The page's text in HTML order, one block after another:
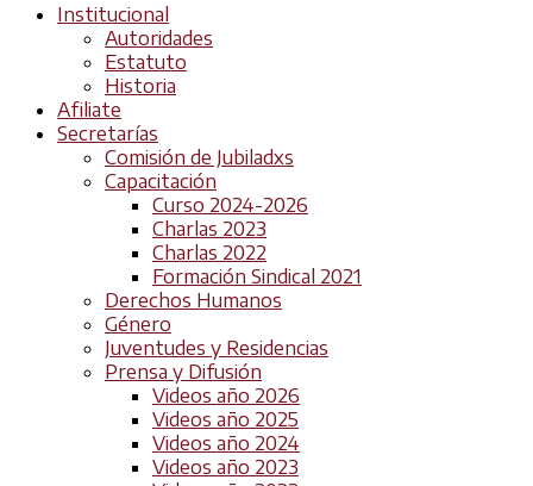
Institucional
Autoridades
Estatuto
Historia
Afiliate
Secretarías
Comisión de Jubiladxs
Capacitación
Curso 2024-2026
Charlas 2023
Charlas 2022
Formación Sindical 2021
Derechos Humanos
Género
Juventudes y Residencias
Prensa y Difusión
Videos año 2026
Videos año 2025
Videos año 2024
Videos año 2023